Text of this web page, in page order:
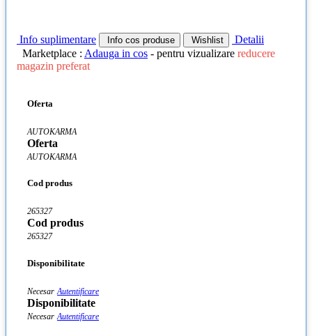
Info suplimentare Info cos produse Wishlist
Detalii
Marketplace : Adauga in cos - pentru vizualizare reducere
magazin preferat
Oferta
AUTOKARMA
Oferta
AUTOKARMA
Cod produs
265327
Cod produs
265327
Disponibilitate
Necesar Autentificare
Disponibilitate
Necesar Autentificare